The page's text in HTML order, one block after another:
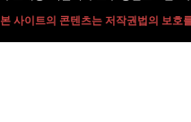
본 사이트의 콘텐츠는 저작권법의 보호